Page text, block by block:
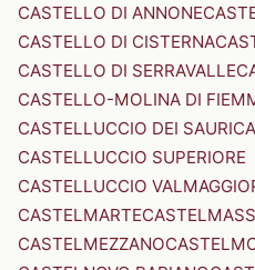
CASTELLO DI ANNONE
CASTELLO DI CISTERNA
CASTELLO DI SERRAVALLE
CASTELLO-MOLINA DI
CASTELLUCCIO DEI SAURI
CASTELLUCCIO SUPERIORE
CASTELLUCCIO
CASTELMARTE
CASTELMEZZANO